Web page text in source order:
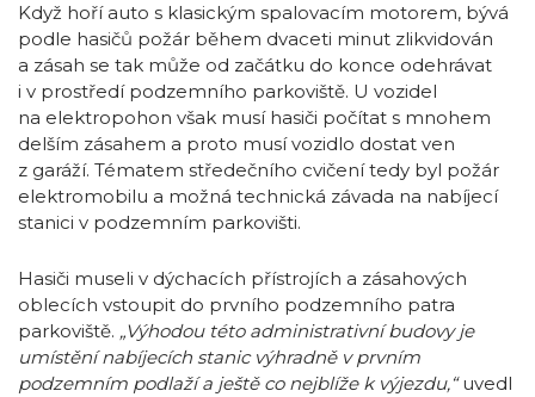
Když hoří auto s klasickým spalovacím motorem, bývá
podle hasičů požár během dvaceti minut zlikvidován
a zásah se tak může od začátku do konce odehrávat
i v prostředí podzemního parkoviště. U vozidel
na elektropohon však musí hasiči počítat s mnohem
delším zásahem a proto musí vozidlo dostat ven
z garáží. Tématem středečního cvičení tedy byl požár
elektromobilu a možná technická závada na nabíjecí
stanici v podzemním parkovišti.
Hasiči museli v dýchacích přístrojích a zásahových
oblecích vstoupit do prvního podzemního patra
parkoviště. „Výhodou této administrativní budovy je
umístění nabíjecích stanic výhradně v prvním
podzemním podlaží a ještě co nejblíže k výjezdu,“uvedl